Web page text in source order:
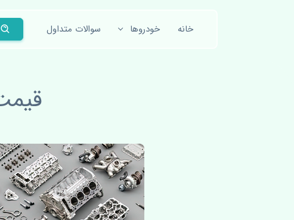
خانه خودروها سوالات متداول